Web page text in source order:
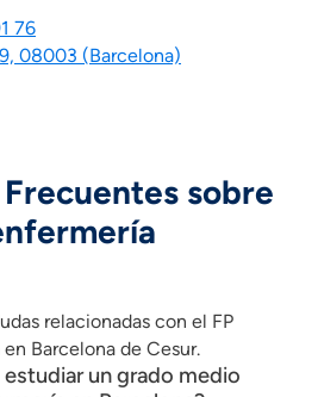
76
08003 (Barcelona)
sobre
relacionadas con el FP
Barcelona de Cesur.
un grado medio